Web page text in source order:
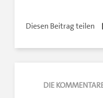
Diesen Beitrag teilen
DIE